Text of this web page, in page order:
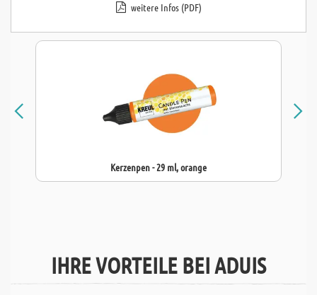
weitere Infos (PDF)
Kerzenpen - 29 ml, orange
IHRE VORTEILE BEI ADUIS